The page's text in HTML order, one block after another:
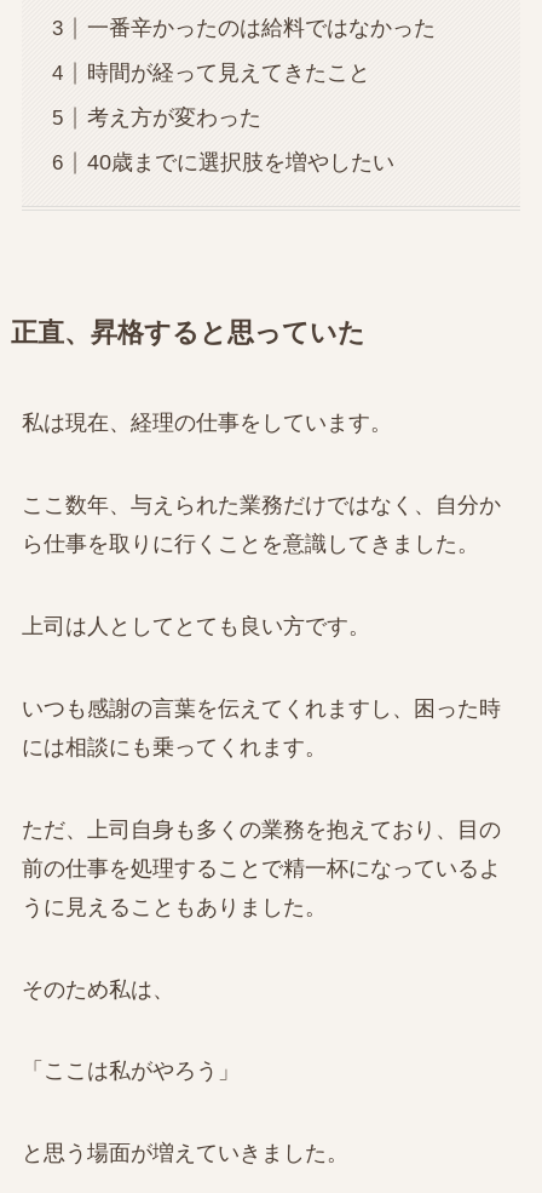
一番辛かったのは給料ではなかった
時間が経って見えてきたこと
考え方が変わった
40歳までに選択肢を増やしたい
正直、昇格すると思っていた
私は現在、経理の仕事をしています。
ここ数年、与えられた業務だけではなく、自分か
ら仕事を取りに行くことを意識してきました。
上司は人としてとても良い方です。
いつも感謝の言葉を伝えてくれますし、困った時
には相談にも乗ってくれます。
ただ、上司自身も多くの業務を抱えており、目の
前の仕事を処理することで精一杯になっているよ
うに見えることもありました。
そのため私は、
「ここは私がやろう」
と思う場面が増えていきました。